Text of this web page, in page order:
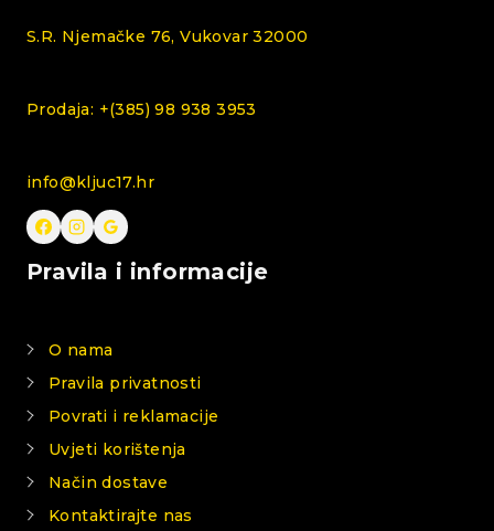
S.R. Njemačke 76, Vukovar 32000
Prodaja: +(385) 98 938 3953
info@kljuc17.hr
Pravila i informacije
O nama
Pravila privatnosti
Povrati i reklamacije
Uvjeti korištenja
Način dostave
Kontaktirajte nas